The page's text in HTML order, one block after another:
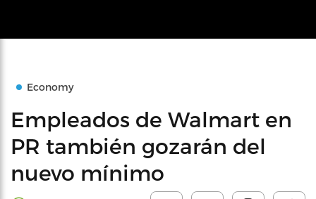
Economy
Empleados de Walmart en
PR también gozarán del
nuevo mínimo